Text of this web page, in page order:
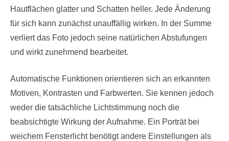
Hautflächen glatter und Schatten heller. Jede Änderung
für sich kann zunächst unauffällig wirken. In der Summe
verliert das Foto jedoch seine natürlichen Abstufungen
und wirkt zunehmend bearbeitet.
Automatische Funktionen orientieren sich an erkannten
Motiven, Kontrasten und Farbwerten. Sie kennen jedoch
weder die tatsächliche Lichtstimmung noch die
beabsichtigte Wirkung der Aufnahme. Ein Porträt bei
weichem Fensterlicht benötigt andere Einstellungen als